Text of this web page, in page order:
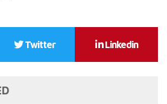
Twitter Linkedin